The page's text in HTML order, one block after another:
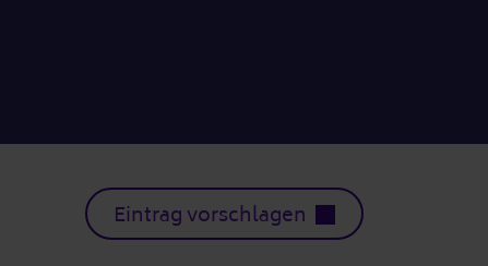
Eintrag vorschlagen